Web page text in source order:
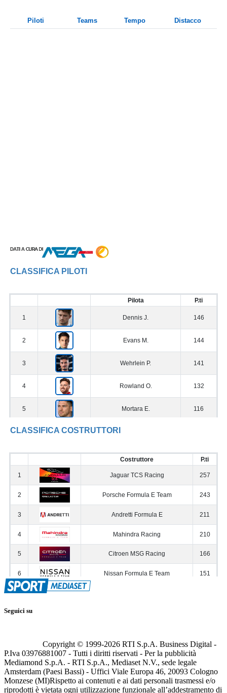
Seguici su
Copyright © 1999-2026 RTI S.p.A. Business Digital -
P.Iva 03976881007 - Tutti i diritti riservati - Per la pubblicità
Mediamond S.p.A. - RTI S.p.A., Mediaset N.V., sede legale
Amsterdam (Paesi Bassi) - Uffici Viale Europa 46, 20093 Cologno
Monzese (MI)Rispetto ai contenuti e ai dati personali trasmessi e/o
riprodotti è vietata ogni utilizzazione funzionale all’addestramento di